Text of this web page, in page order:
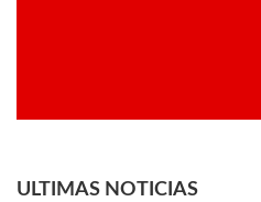
ULTIMAS NOTICIAS